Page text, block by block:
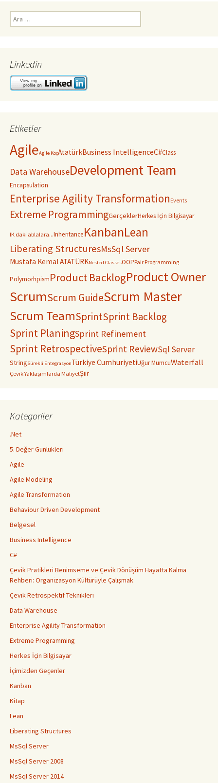
Arama:
Linkedin
Etiketler
AgileAgile KoçAtatürkBusiness IntelligenceC#Class
Data WarehouseDevelopment Team
Encapsulation
Enterprise Agility TransformationEvents
Extreme ProgrammingGerçeklerHerkes İçin Bilgisayar
IK daki ablalara...InheritanceKanbanLean
Liberating StructuresMsSql Server
Mustafa Kemal ATATÜRKNested ClassesOOPPair Programming
PolymorhpismProduct BacklogProduct Owner
ScrumScrum GuideScrum Master
Scrum TeamSprintSprint Backlog
Sprint PlaningSprint Refinement
Sprint RetrospectiveSprint ReviewSql Server
StringSürekli EntegrasyonTürkiye CumhuriyetiUğur MumcuWaterfall
Çevik Yaklaşımlarda MaliyetŞiir
Kategoriler
.Net
5. Değer Günlükleri
Agile
Agile Modeling
Agile Transformation
Behaviour Driven Development
Belgesel
Business Intelligence
C#
Çevik Pratikleri Benimseme ve Çevik Dönüşüm Hayatta Kalma
Rehberi: Organizasyon Kültürüyle Çalışmak
Çevik Retrospektif Teknikleri
Data Warehouse
Enterprise Agility Transformation
Extreme Programming
Herkes İçin Bilgisayar
İçimizden Geçenler
Kanban
Kitap
Lean
Liberating Structures
MsSql Server
MsSql Server 2008
MsSql Server 2014